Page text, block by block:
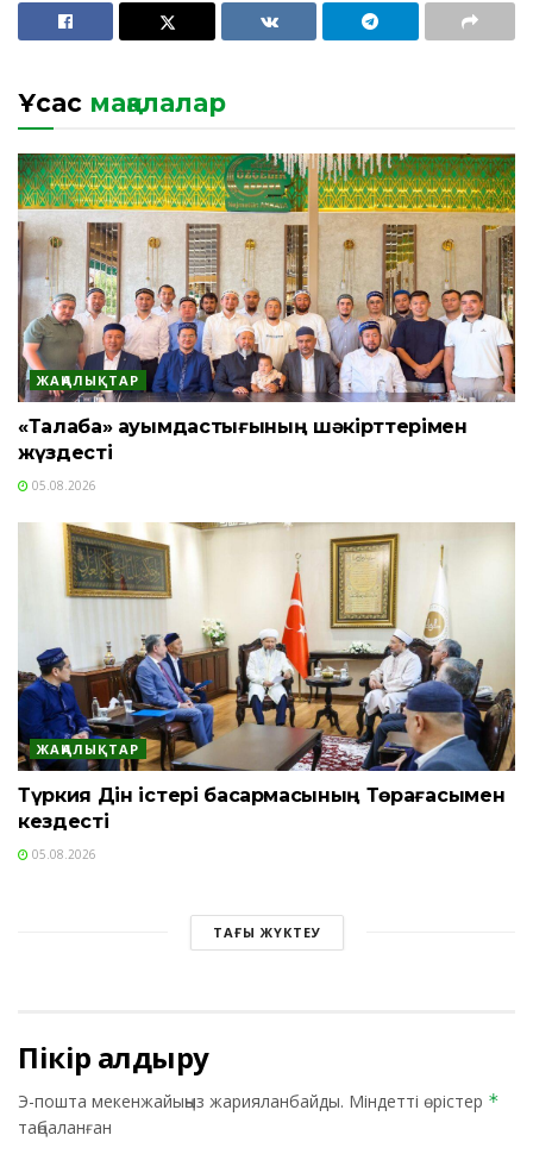
Ұқсас мақалалар
ЖАҢАЛЫҚТАР
«Талаба» қауымдастығының шәкірттерімен
жүздесті
05.08.2026
ЖАҢАЛЫҚТАР
Түркия Дін істері басқармасының Төрағасымен
кездесті
05.08.2026
ТАҒЫ ЖҮКТЕУ
Пікір қалдыру
Э-пошта мекенжайыңыз жарияланбайды. Міндетті өрістер *
таңбаланған